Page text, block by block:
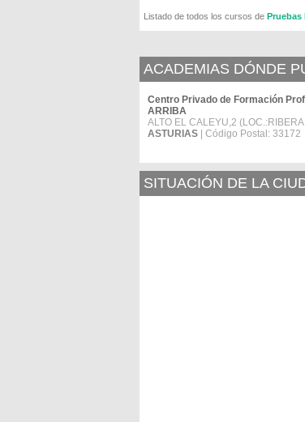
Listado de todos los cursos de Pruebas
ACADEMIAS DÓNDE
Centro Privado de Formación
ARRIBA
ALTO EL CALEYU,2
ASTURIAS | Código Postal: 33172
SITUACIÓN DE LA